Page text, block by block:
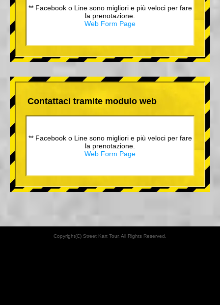
** Facebook o Line sono migliori e più veloci per fare
la prenotazione.
Web Form Page
Contattaci tramite modulo web
** Facebook o Line sono migliori e più veloci per fare
la prenotazione.
Web Form Page
Copyright(C) Street Kart Tour. All Rights Reserved.